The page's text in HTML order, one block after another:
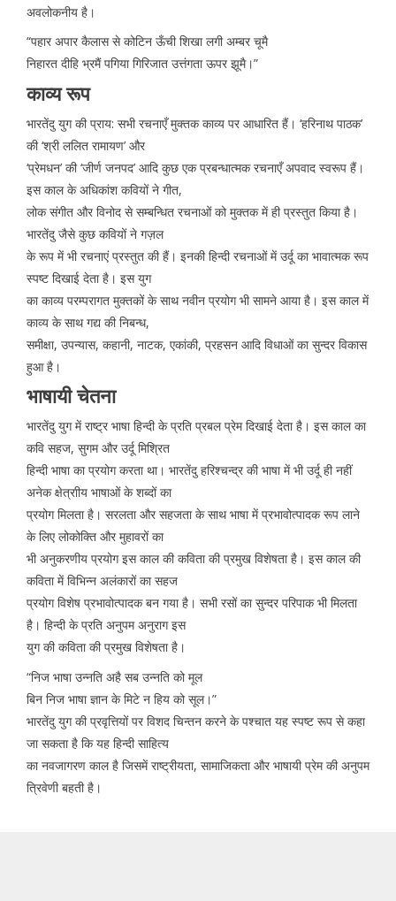
अवलोकनीय है।
“पहार अपार कैलास से कोटिन ऊँची शिखा लगी अम्बर चूमै
निहारत दीहि भ्रमैं पगिया गिरिजात उत्तंगता ऊपर झूमै।”
काव्य रूप
भारतेंदु युग की प्राय: सभी रचनाएँ मुक्तक काव्य पर आधारित हैं। ‘हरिनाथ पाठक’
की ‘श्री ललित रामायण’ और
‘प्रेमधन’ की ‘जीर्ण जनपद’ आदि कुछ एक प्रबन्धात्मक रचनाएँ अपवाद स्वरूप हैं।
इस काल के अधिकांश कवियों ने गीत,
लोक संगीत और विनोद से सम्बन्धित रचनाओं को मुक्तक में ही प्रस्तुत किया है।
भारतेंदु जैसे कुछ कवियों ने गज़ल
के रूप में भी रचनाएं प्रस्तुत की हैं। इनकी हिन्दी रचनाओं में उर्दू का भावात्मक रूप
स्पष्ट दिखाई देता है। इस युग
का काव्य परम्परागत मुक्तकों के साथ नवीन प्रयोग भी सामने आया है। इस काल में
काव्य के साथ गद्य की निबन्ध,
समीक्षा, उपन्यास, कहानी, नाटक, एकांकी, प्रहसन आदि विधाओं का सुन्दर विकास
हुआ है।
भाषायी चेतना
भारतेंदु युग में राष्ट्र भाषा हिन्दी के प्रति प्रबल प्रेम दिखाई देता है। इस काल का
कवि सहज, सुगम और उर्दू मिश्रित
हिन्दी भाषा का प्रयोग करता था। भारतेंदु हरिश्चन्द्र की भाषा में भी उर्दू ही नहीं
अनेक क्षेत्राीय भाषाओं के शब्दों का
प्रयोग मिलता है। सरलता और सहजता के साथ भाषा में प्रभावोत्पादक रूप लाने
के लिए लोकोक्ति और मुहावरों का
भी अनुकरणीय प्रयोग इस काल की कविता की प्रमुख विशेषता है। इस काल की
कविता में विभिन्न अलंकारों का सहज
प्रयोग विशेष प्रभावोत्पादक बन गया है। सभी रसों का सुन्दर परिपाक भी मिलता
है। हिन्दी के प्रति अनुपम अनुराग इस
युग की कविता की प्रमुख विशेषता है।
“निज भाषा उन्नति अहै सब उन्नति को मूल
बिन निज भाषा ज्ञान के मिटे न हिय को सूल।”
भारतेंदु युग की प्रवृत्तियों पर विशद चिन्तन करने के पश्चात यह स्पष्ट रूप से कहा
जा सकता है कि यह हिन्दी साहित्य
का नवजागरण काल है जिसमें राष्ट्रीयता, सामाजिकता और भाषायी प्रेम की अनुपम
त्रिवेणी बहती है।